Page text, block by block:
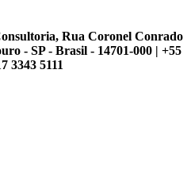
Rua Coronel Conrado
- SP - Brasil - 14701-000 | +55
3343 5111